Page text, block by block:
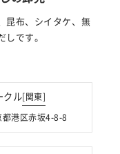
昆布、シイタケ、無
です。
クル[関東]
港区赤坂4-8-8